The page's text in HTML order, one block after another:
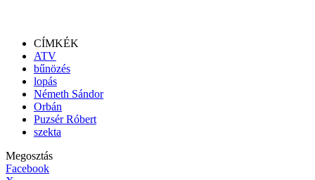
CÍMKÉK
ATV
bűnözés
lopás
Németh Sándor
Orbán
Puzsér Róbert
szekta
Megosztás
Facebook